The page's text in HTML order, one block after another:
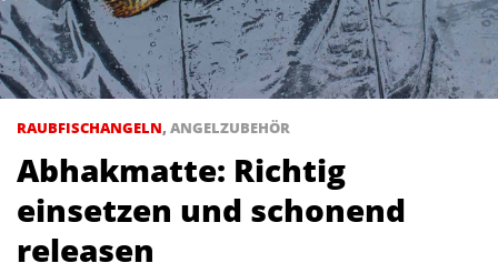
RAUBFISCHANGELN, ANGELZUBEHÖR
Abhakmatte: Richtig
einsetzen und schonend
releasen